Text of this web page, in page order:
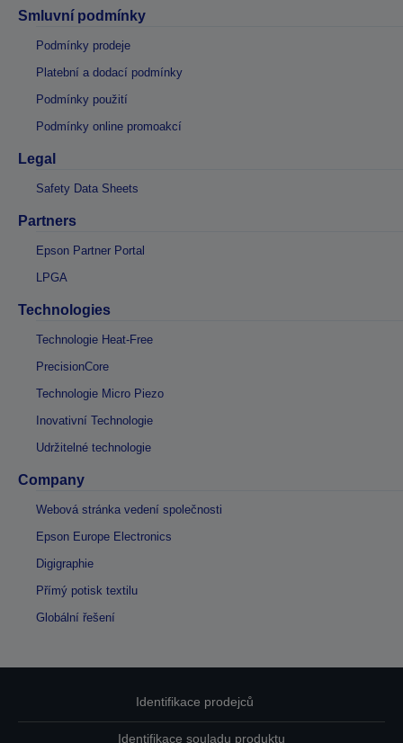
Smluvní podmínky
Podmínky prodeje
Platební a dodací podmínky
Podmínky použití
Podmínky online promoakcí
Legal
Safety Data Sheets
Partners
Epson Partner Portal
LPGA
Technologies
Technologie Heat-Free
PrecisionCore
Technologie Micro Piezo
Inovativní Technologie
Udržitelné technologie
Company
Webová stránka vedení společnosti
Epson Europe Electronics
Digigraphie
Přímý potisk textilu
Globální řešení
Identifikace prodejců
Identifikace souladu produktu